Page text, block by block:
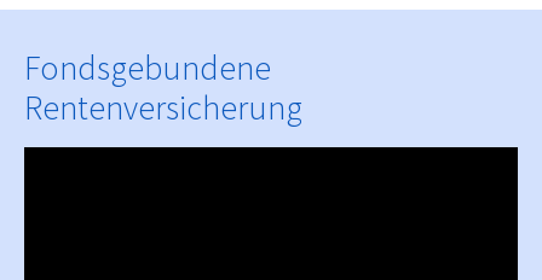
Fondsgebundene
Rentenversicherung